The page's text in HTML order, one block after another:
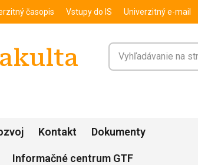
obsah
časopis Vstupy do IS Univerzitný e-mail
Kontakt Dokumenty
Informačné centrum GTF